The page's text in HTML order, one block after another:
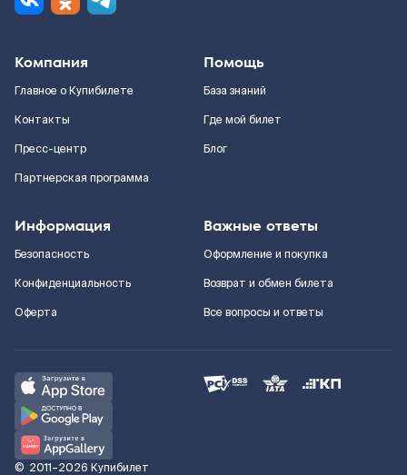
Компания
Главное о Купибилете
Контакты
Пресс-центр
Партнерская программа
Помощь
База знаний
Где мой билет
Блог
Информация
Безопасность
Конфиденциальность
Оферта
Важные ответы
Оформление и покупка
Возврат и обмен билета
Все вопросы и ответы
© 2011–2026 Купибилет